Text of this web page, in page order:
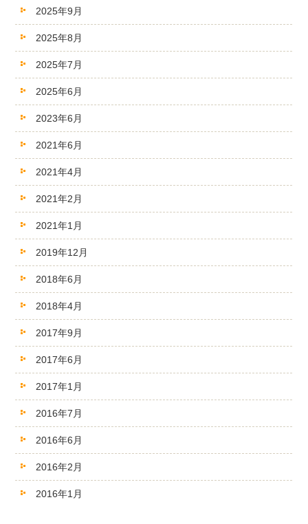
2025年9月
2025年8月
2025年7月
2025年6月
2023年6月
2021年6月
2021年4月
2021年2月
2021年1月
2019年12月
2018年6月
2018年4月
2017年9月
2017年6月
2017年1月
2016年7月
2016年6月
2016年2月
2016年1月